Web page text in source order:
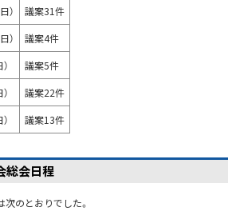
）
議案31件
）
議案4件
議案5件
議案22件
議案13件
総会日程
のとおりでした。